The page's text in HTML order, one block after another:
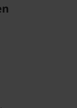
in de maanden
er
kan dus gerust